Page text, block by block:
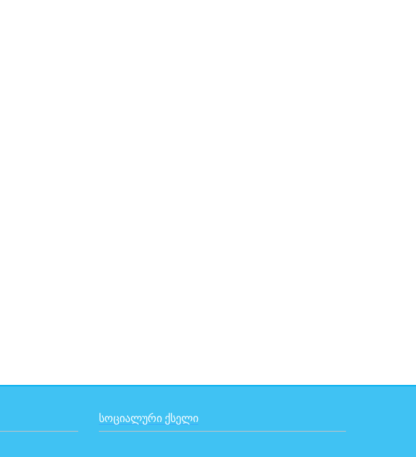
ᲡᲝᲪᲘᲐᲚᲣᲠᲘ ᲥᲡᲔᲚᲘ